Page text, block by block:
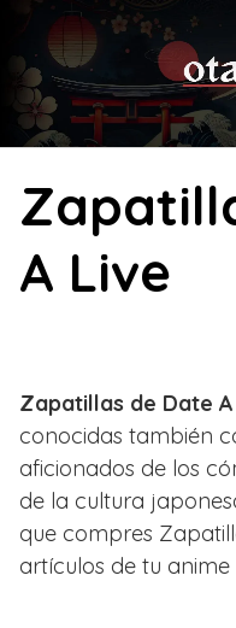
content
A Live
Zapatillas de Date
conocidas también
aficionados de los
de la cultura
que compres
artículos de tu